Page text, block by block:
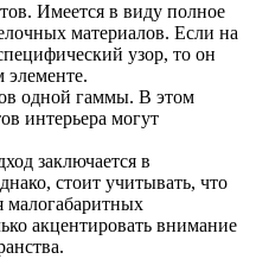
Имеется в виду полное
материалов. Если на
узор, то он
элементе.
одной гаммы. В этом
интерьера могут
заключается в
стоит учитывать, что
малогабаритных
акцентировать внимание